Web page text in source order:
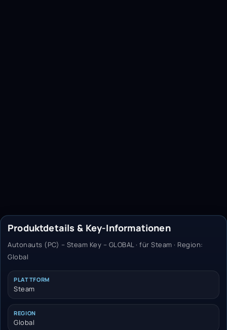
Produktdetails & Key-Informationen
Autonauts (PC) – Steam Key – GLOBAL · für Steam · Region:
Global
PLATTFORM
Steam
REGION
Global